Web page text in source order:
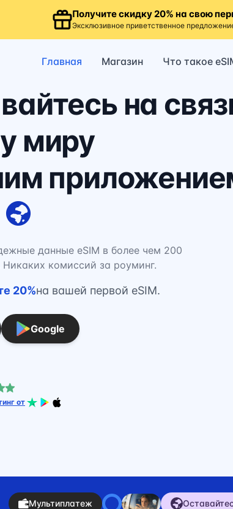
Получите скидку 20% на свою
Эксклюзивное приветственное
Главная Магазин Что такое
на
миру
данные eSIM в более чем 200
Никаких комиссий за роуминг.
20%на вашей первой eSIM.
Google
от
Мультиплатеж